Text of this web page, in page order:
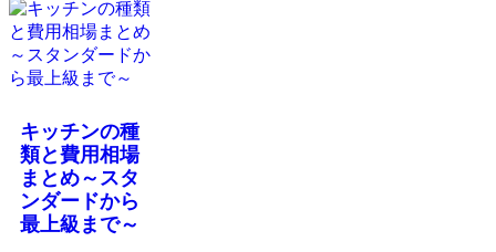
キッチンの種
類と費用相場
まとめ～スタ
ンダードから
最上級まで～